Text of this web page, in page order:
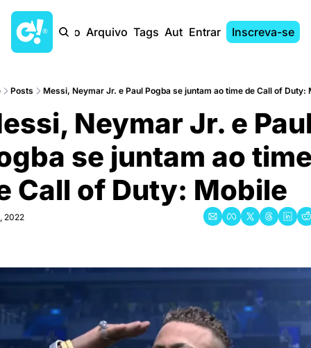
Início Arquivo Tags AutoresEntrar Inscreva-se
Posts Messi, Neymar Jr. e Paul Pogba se juntam ao time de Call of Duty:
Neymar Jr. e
se juntam ao
Call of Duty: Mobile
2022